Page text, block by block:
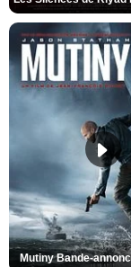
Mutiny Bande-